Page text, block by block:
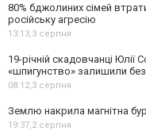
80% бджолиних сімей
російську агресію
13:13, 3 серпня
19-річній скадовчанці Юлії
«шпигунство» залишили без
08:12, 3 серпня
Землю накрила магнітна
19:37, 2 серпня